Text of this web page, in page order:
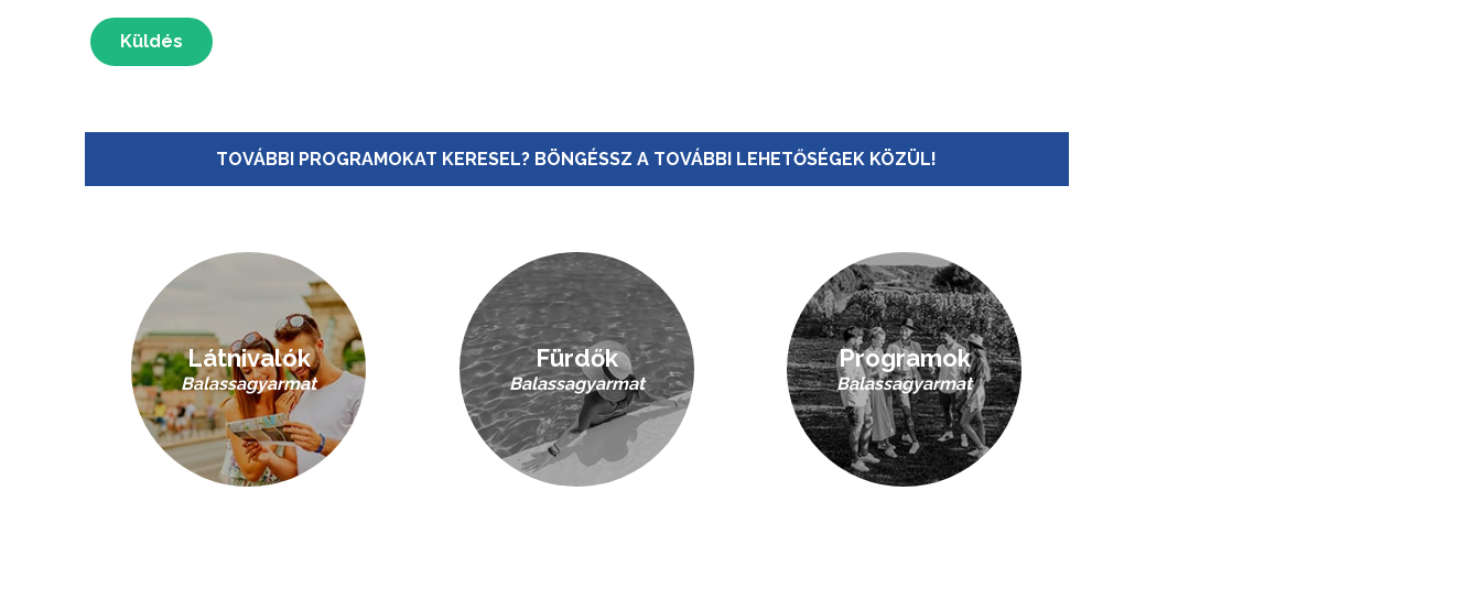
Küldés
TOVÁBBI PROGRAMOKAT KERESEL? BÖNGÉSSZ A TOVÁBBI LEHETŐSÉGEK KÖZÜL!
Látnivalók
Balassagyarmat
Fürdők
Balassagyarmat
Programok
Balassagyarmat